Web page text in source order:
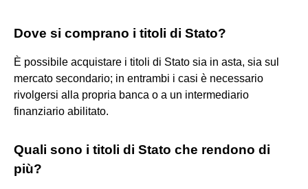
Dove si comprano i titoli di Stato?
È possibile acquistare i titoli di Stato sia in asta, sia sul
mercato secondario; in entrambi i casi è necessario
rivolgersi alla propria banca o a un intermediario
finanziario abilitato.
Quali sono i titoli di Stato che rendono di
più?